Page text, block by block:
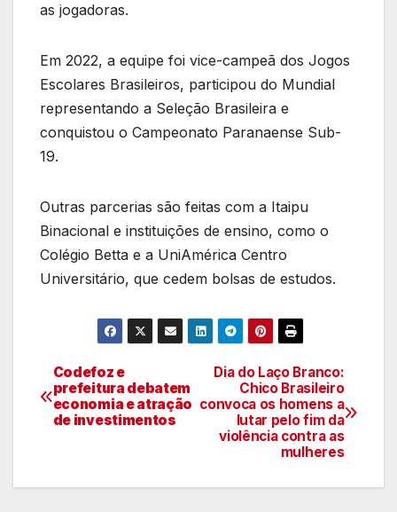
as jogadoras.
Em 2022, a equipe foi vice-campeã dos Jogos
Escolares Brasileiros, participou do Mundial
representando a Seleção Brasileira e
conquistou o Campeonato Paranaense Sub-
19.
Outras parcerias são feitas com a Itaipu
Binacional e instituições de ensino, como o
Colégio Betta e a UniAmérica Centro
Universitário, que cedem bolsas de estudos.
Navegação
de
Dia do Laço Branco:
Chico Brasileiro
convoca os homens a
lutar pelo fim da
violência contra as
mulheres
Codefoz e
prefeitura debatem
economia e atração
de investimentos